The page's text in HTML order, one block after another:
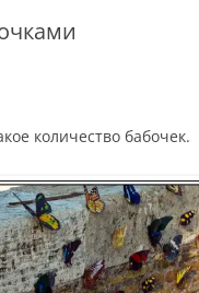
количество бабочек.